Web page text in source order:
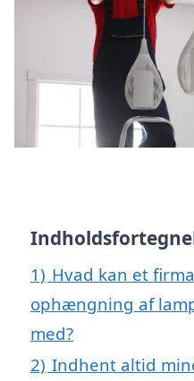
1) Hvad kan et
ophængning af
med?
2) Indhent altid